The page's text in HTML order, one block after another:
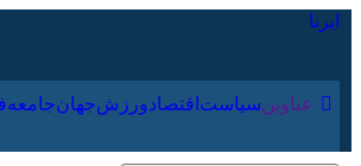
عناوین‌ سیاست اقتصاد ورزش جهان